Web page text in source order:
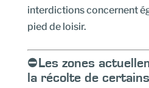
interdictions concernent
pied de loisir.
⛔Les zones
la récolte de